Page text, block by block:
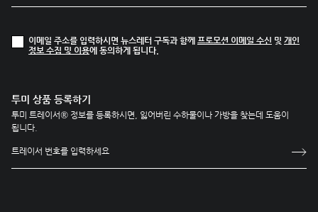
이메일 주소를 입력하시면 뉴스레터 구독과 함께 프로모션 이메일 수신 및 개인
정보 수집 및 이용에 동의하게 됩니다.
투미 상품 등록하기
투미 트레이서® 정보를 등록하시면, 잃어버린 수하물이나 가방을 찾는데 도움이
됩니다.